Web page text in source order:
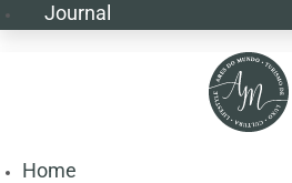
Journal
Home